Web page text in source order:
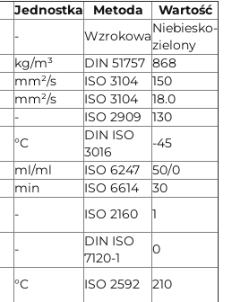
Jednostka Metoda
Wartość
- WzrokowaNiebiesko-
zielony
kg/m³ DIN 51757 868
mm²/s ISO 3104
150
mm²/s ISO 3104
18.0
- ISO 2909
130
°C
DIN ISO
3016
-45
ml/ml ISO 6247
50/0
min ISO 6614
30
- ISO 2160
1
-
DIN ISO
7120-1
0
°C ISO 2592 210